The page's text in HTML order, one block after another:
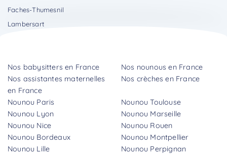
Faches-Thumesnil
Lambersart
Nos babysitters en France
Nos nounous en France
Nos assistantes maternelles
en France
Nos crèches en France
Nounou Paris
Nounou Toulouse
Nounou Lyon
Nounou Marseille
Nounou Nice
Nounou Rouen
Nounou Bordeaux
Nounou Montpellier
Nounou Lille
Nounou Perpignan